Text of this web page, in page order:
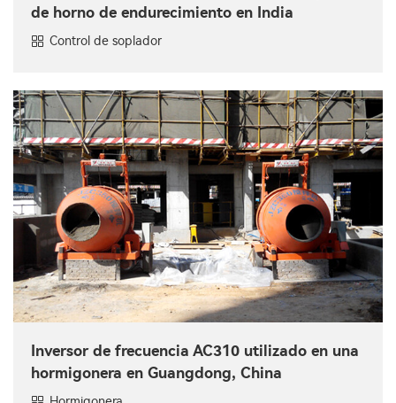
de horno de endurecimiento en India
Control de soplador
Inversor de frecuencia AC310 utilizado en una
hormigonera en Guangdong, China